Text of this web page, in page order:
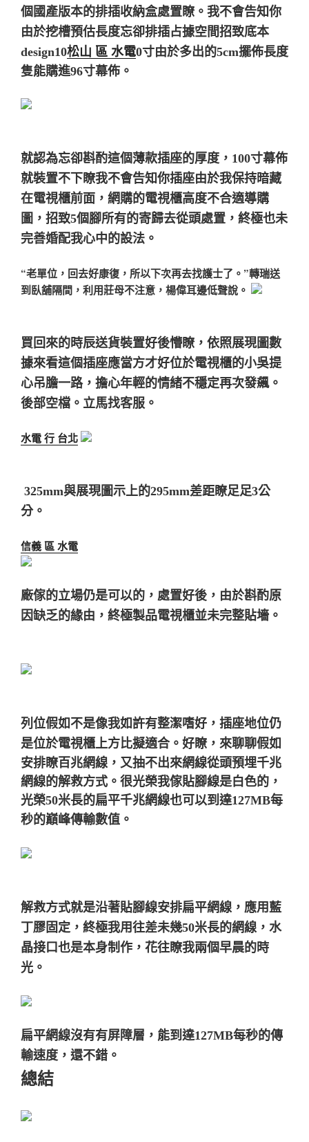
個國產版本的排插收納盒處置瞭。 我不會告知你
由於挖槽預估長度忘卻排插占據空間招致底本
design10松山 區 水電0寸由於多出的5cm擺佈長度
隻能購進96寸幕佈。
就認為忘卻斟酌這個薄款插座的厚度，100寸幕佈
就裝置不下瞭我不會告知你插座由於我保持暗藏
在電視櫃前面，網購的電視櫃高度不合適導購
圖， 招致5個腳所有的寄歸去從頭處置，終極也未
完善婚配我心中的設法。
“老單位，回去好康復，所以下次再去找護士了。”轉瑞送
到臥舖隔間，利用莊母不注意，楊偉耳邊低聲說。
買回來的時辰送貨裝置好後懵瞭， 依照展現圖數
據來看這個插座應當方才好位於電視櫃的小吳提
心吊膽一路，擔心年輕的情緒不穩定再次發飆。
後部空檔。立馬找客服。
水電 行 台北
325mm與展現圖示上的295mm差距瞭足足3公
分。
信義 區 水電
廠傢的立場仍是可以的，處置好後，由於斟酌原
因缺乏的緣由， 終極製品電視櫃並未完整貼墻。
列位假如不是像我如許有整潔嗜好，插座地位仍
是位於電視櫃上方比擬適合。 好瞭，來聊聊假如
安排瞭百兆網線，又抽不出來網線從頭預埋千兆
網線的解救方式。 很光榮我傢貼腳線是白色的，
光榮50米長的扁平千兆網線也可以到達127MB每
秒的巔峰傳輸數值。
解救方式就是沿著貼腳線安排扁平網線，應用藍
丁膠固定，終極我用往差未幾50米長的網線，水
晶接口也是本身制作，花往瞭我兩個早晨的時
光。
扁平網線沒有有屏障層，能到達127MB每秒的傳
輸速度，還不錯。
總結